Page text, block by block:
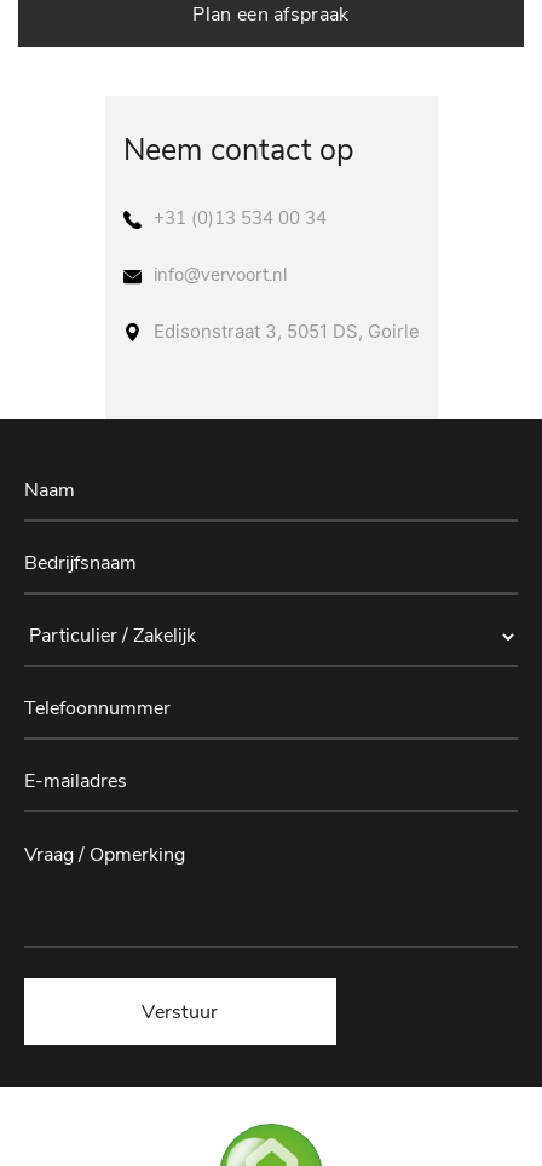
Plan een afspraak
Neem contact op
+31 (0)13 534 00 34
info@vervoort.nl
Edisonstraat 3, 5051 DS, Goirle
Verstuur